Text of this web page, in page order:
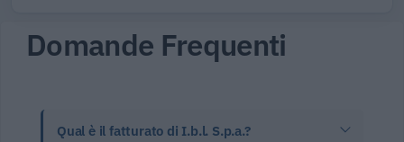
Domande Frequenti
Qual è il fatturato di I.b.l. S.p.a.?